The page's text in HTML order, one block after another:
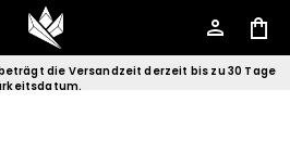
person shopping_bag
die Versandzeit derzeit bis zu 30 Tage
🏖️ Bis zu 50 % Rabatt! ☀️
abgedeckt.